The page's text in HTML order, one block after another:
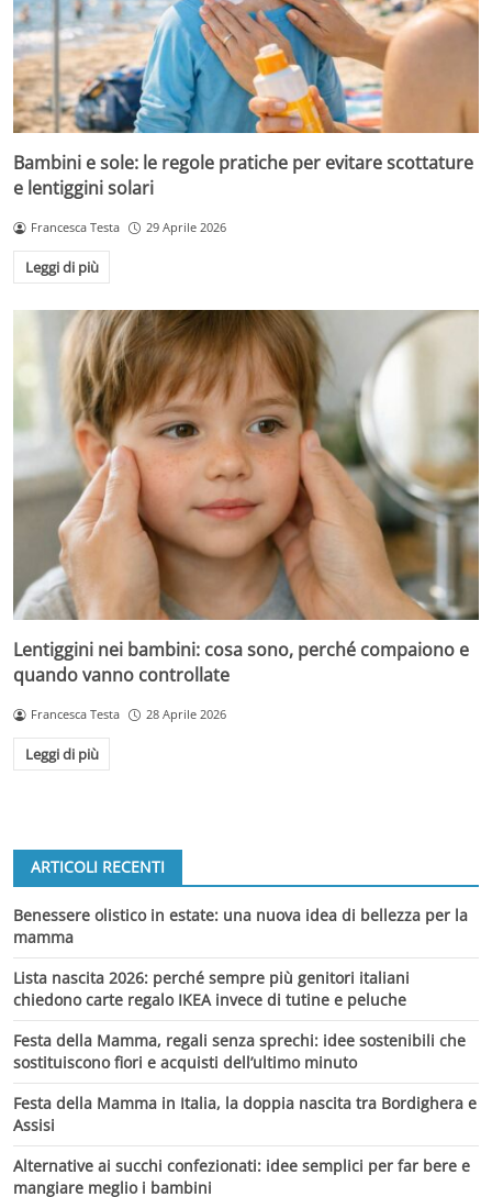
Bambini e sole: le regole pratiche per evitare scottature
e lentiggini solari
Francesca Testa 29 Aprile 2026
Leggi di più
Lentiggini nei bambini: cosa sono, perché compaiono e
quando vanno controllate
Francesca Testa 28 Aprile 2026
Leggi di più
ARTICOLI RECENTI
Benessere olistico in estate: una nuova idea di bellezza per la
mamma
Lista nascita 2026: perché sempre più genitori italiani
chiedono carte regalo IKEA invece di tutine e peluche
Festa della Mamma, regali senza sprechi: idee sostenibili che
sostituiscono fiori e acquisti dell’ultimo minuto
Festa della Mamma in Italia, la doppia nascita tra Bordighera e
Assisi
Alternative ai succhi confezionati: idee semplici per far bere e
mangiare meglio i bambini